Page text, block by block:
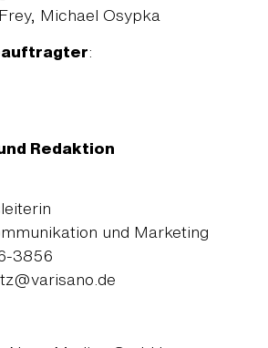
Michael Osypka
:
Redaktion
und Marketing
3856